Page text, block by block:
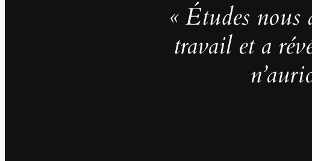
« Études nous
travail et a